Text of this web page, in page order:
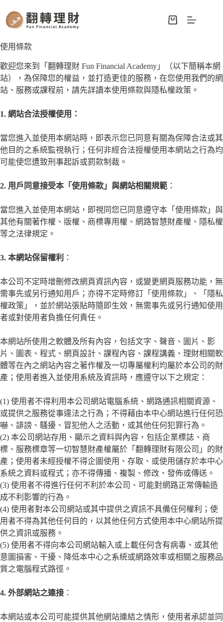
使用條款
歡迎您來到「翻轉理財 Fun Financial Academy」（以下簡稱本網
站），為保障您的權益，並打造更佳的服務，在您使用我們的網
站、服務或課程前，請先詳讀本使用條款與隱私權政策。
1. 網站合法授權使用：
當您進入並使用本網站時，即表示您已同意有關為保障合法或其
他目的之系統監視執行；任何非經合法授權使用本網站之行為均
可能使您遭致刑事起訴或罰款制裁。
2. 用戶同意接受本「使用條款」與網站相關規範 ：
當您進入並使用本網站，即視同您已同意遵守本「使用條款」與
其他有關著作權、版權、商標專用權、網路智慧財產權、隱私權
等之法律規定。
3. 本網站保留權利 ：
本公司不定時增刪修改網頁資訊內容，或變更網頁服務功能，無
需事先或另行通知用戶；亦得不定時修訂「使用條款」、「隱私
權政策」，並於網站張貼時隨即生效，無需事先或另行通知使用
者或對使用者負擔任何責任。
本網站所使用之軟體及所有內容，包括文字、聲音、圖片、影
片、圖表、程式、網頁設計、課程內容、課程講義、理財相關軟
體等在內之網站內容之著作權及一切專屬權利均屬於本公司的財
產；使用者進入並使用系統及資訊時，應遵守以下之規定：
(1) 使用者不得利用本公司網站電腦系統、網路通訊相關資源、
或提供之服務從事違法之行為；不得藉由本中心網站進行任何恐
嚇、誹謗、騷擾、冒犯他人之活動，或其他任何犯罪行為。
(2) 本公司網站存用、顯示之資料與內容，包括企業標誌、商
標、服務標章等一切智慧財產權屬於「翻轉理財有限公司」的財
產；使用者未經授權不得企圖使用、存取、或使用儲存於本中心
系統之資料或程式；亦不得傳播、複製、修改、發佈或傳送。
(3) 使用者不得進行任何不利於本公司、可能對網路正常傳輸造
成不利影響的行為。
(4) 使用者對本公司網站或其中提供之資訊不具備任何權利；使
用者不得為其他任何目的，以其他任何方式使用本中心網站所提
供之資訊或服務。
(5) 使用者不得向本公司網站輸入或上載任何含有病毒、或其他
意圖損害、干擾、降低本中心之系統或網路效率或相關之服務品
質之電腦程式路徑。
4. 外部網站之連接 ：
本網站或本公司可能提供其他網站連結之情形，使用者承認並同